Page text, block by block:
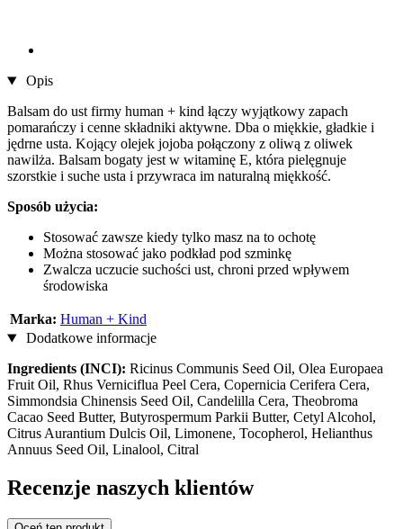
Opis
Balsam do ust firmy human + kind łączy wyjątkowy zapach
pomarańczy i cenne składniki aktywne. Dba o miękkie, gładkie i
jędrne usta. Kojący olejek jojoba połączony z oliwą z oliwek
nawilża. Balsam bogaty jest w witaminę E, która pielęgnuje
szorstkie i suche usta i przywraca im naturalną miękkość.
Sposób użycia:
Stosować zawsze kiedy tylko masz na to ochotę
Można stosować jako podkład pod szminkę
Zwalcza uczucie suchości ust, chroni przed wpływem
środowiska
Marka: Human + Kind
Dodatkowe informacje
Ingredients (INCI): Ricinus Communis Seed Oil, Olea Europaea
Fruit Oil, Rhus Verniciflua Peel Cera, Copernicia Cerifera Cera,
Simmondsia Chinensis Seed Oil, Candelilla Cera, Theobroma
Cacao Seed Butter, Butyrospermum Parkii Butter, Cetyl Alcohol,
Citrus Aurantium Dulcis Oil, Limonene, Tocopherol, Helianthus
Annuus Seed Oil, Linalool, Citral
Recenzje naszych klientów